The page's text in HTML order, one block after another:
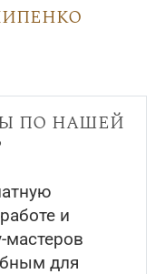
по нашей
и
мастеров
для